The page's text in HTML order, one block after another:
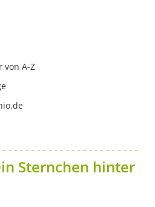
von A-Z
Sternchen hinter